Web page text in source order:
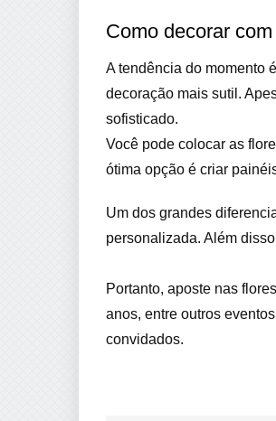
Como decorar
A tendência do momento
decoração mais sutil.
sofisticado.
Você pode colocar as
ótima opção é criar
Um dos grandes
personalizada. Além
Portanto, aposte nas
anos, entre outros
convidados.